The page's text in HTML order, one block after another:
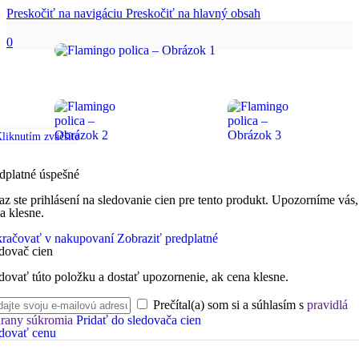
Preskočiť na navigáciu Preskočiť na hlavný obsah
0
zväčšíte
úspešné
ste prihlásení na sledovanie cien pre tento produkt. Upozorníme
klesne.
v nakupovaní Zobraziť predplatné
cien
túto položku a dostať upozornenie, ak cena klesne.
Prečítal(a) som si a súhlasím s pravidlá
súkromia Pridať do sledovača cien
cenu